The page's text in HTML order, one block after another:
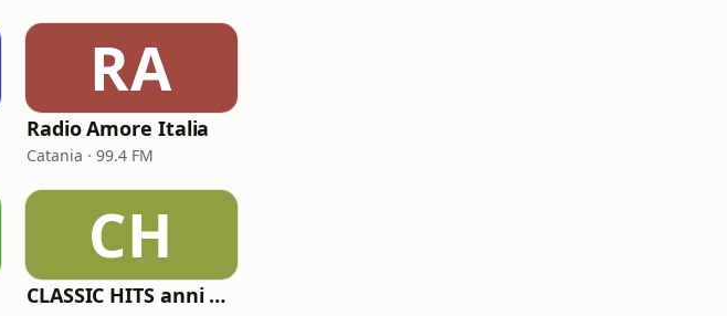
RA
Radio Amore Italia
Catania · 99.4 FM
CH
CLASSIC HITS anni 70 80 90